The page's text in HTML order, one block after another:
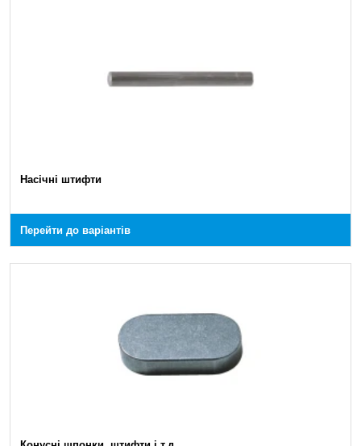
Насічні штифти
Перейти до варіантів